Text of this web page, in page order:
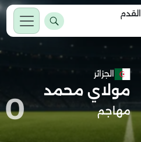
الجزائر
مولاي محمد
مهاجم 0